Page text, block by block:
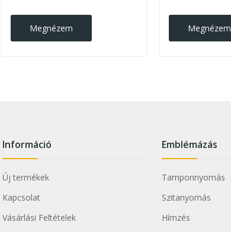
Megnézem Megnézem
Információ
Új termékek
Kapcsolat
Vásárlási Feltételek
Emblémázás
Tamponnyomás
Szitanyomás
Hímzés